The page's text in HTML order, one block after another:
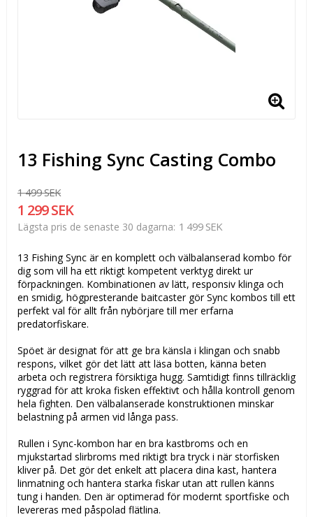
13 Fishing Sync Casting Combo
1 499 SEK
1 299 SEK
Lägsta pris de senaste 30 dagarna 1 499 SEK
13 Fishing Sync är en komplett och välbalanserad kombo för
dig som vill ha ett riktigt kompetent verktyg direkt ur
förpackningen. Kombinationen av lätt, responsiv klinga och
en smidig, högpresterande baitcaster gör Sync kombos till ett
perfekt val för allt från nybörjare till mer erfarna
predatorfiskare.
Spöet är designat för att ge bra känsla i klingan och snabb
respons, vilket gör det lätt att läsa botten, känna beten
arbeta och registrera försiktiga hugg. Samtidigt finns tillräcklig
ryggrad för att kroka fisken effektivt och hålla kontroll genom
hela fighten. Den välbalanserade konstruktionen minskar
belastning på armen vid långa pass.
Rullen i Sync-kombon har en bra kastbroms och en
mjukstartad slirbroms med riktigt bra tryck i när storfisken
kliver på. Det gör det enkelt att placera dina kast, hantera
linmatning och hantera starka fiskar utan att rullen känns
tung i handen. Den är optimerad för modernt sportfiske och
levereras med påspolad flätlina.